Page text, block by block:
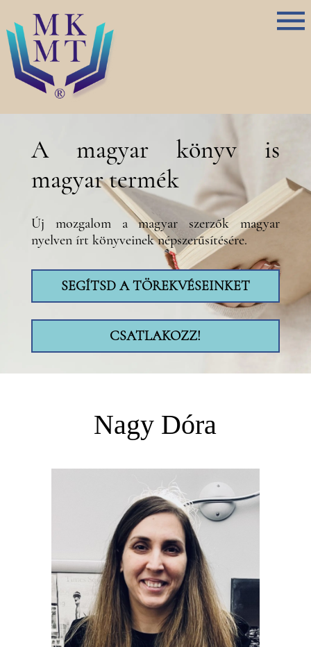
A magyar könyv is
magyar termék
Új mozgalom a magyar szerzők magyar
nyelven írt könyveinek népszerűsítésére.
SEGÍTSD A TÖREKVÉSEINKET
CSATLAKOZZ!
Nagy Dóra